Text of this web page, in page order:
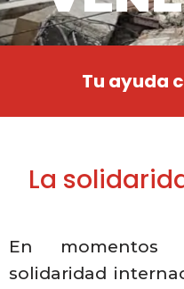
Tu ayuda
La
En momentos
solidaridad